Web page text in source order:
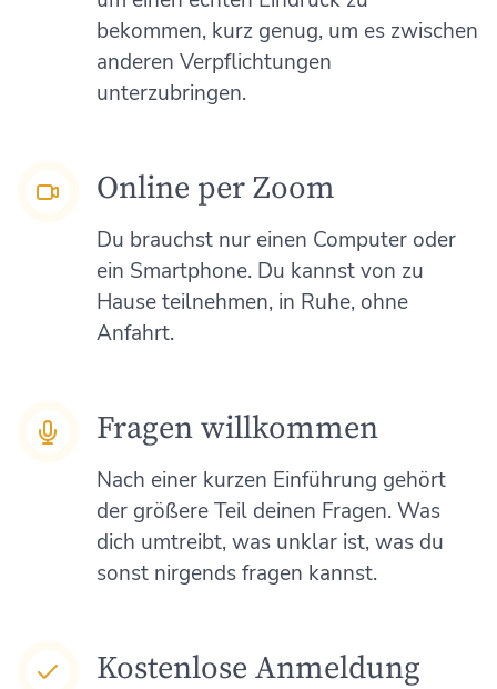
bekommen, kurz genug, um es zwischen
anderen Verpflichtungen
unterzubringen.
Online per Zoom
Du brauchst nur einen Computer oder
ein Smartphone. Du kannst von zu
Hause teilnehmen, in Ruhe, ohne
Anfahrt.
Fragen willkommen
Nach einer kurzen Einführung gehört
der größere Teil deinen Fragen. Was
dich umtreibt, was unklar ist, was du
sonst nirgends fragen kannst.
Kostenlose Anmeldung